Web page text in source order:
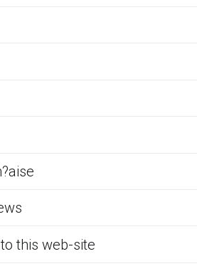
this web-site